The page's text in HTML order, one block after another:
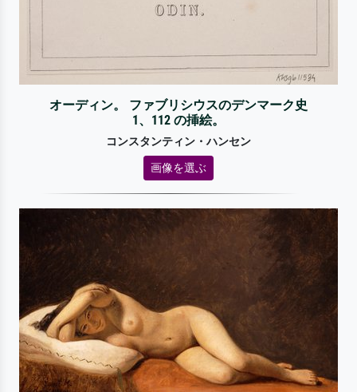
オーディン。 ファブリシウスのデンマーク史
1、112 の挿絵。
コンスタンティン・ハンセン
画像を選ぶ